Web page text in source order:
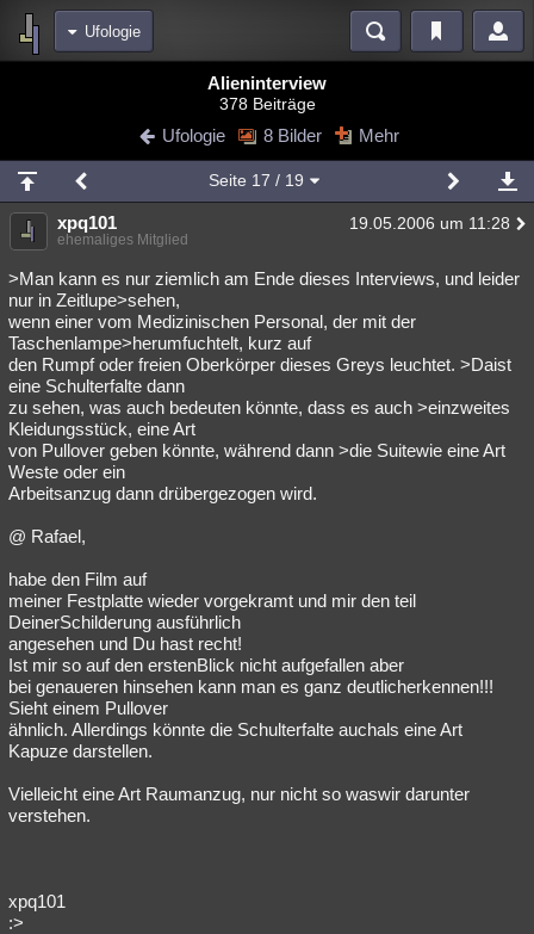
Ufologie
Blogs Videos
Chat Wiki Neuigkeiten
meine Rubriken
Menschen Mystery Kriminalfälle
Spiritualität Verschwörungen Technologie Ufologie
Natur Umfragen Unterhaltung
weitere Rubriken
Philosophie Träume
Astronomie Helpdesk Gruppen Gaming Filme
Musik Clash Verbesserungen
Lesenswert Schlüsselwörter
Alieninterview
378 Beiträge
Ufologie 8 Bilder Mehr
Seite 17 / 19
xpq101 19.05.2006 um 11:28
ehemaliges Mitglied
>Man kann es nur ziemlich am Ende dieses Interviews, und leider
nur in Zeitlupe>sehen,
wenn einer vom Medizinischen Personal, der mit der
Taschenlampe>herumfuchtelt, kurz auf
den Rumpf oder freien Oberkörper dieses Greys leuchtet. >Daist
eine Schulterfalte dann
zu sehen, was auch bedeuten könnte, dass es auch >einzweites
Kleidungsstück, eine Art
von Pullover geben könnte, während dann >die Suitewie eine Art
Weste oder ein
Arbeitsanzug dann drübergezogen wird.
@ Rafael,
habe den Film auf
meiner Festplatte wieder vorgekramt und mir den teil
DeinerSchilderung ausführlich
angesehen und Du hast recht!
Ist mir so auf den erstenBlick nicht aufgefallen aber
bei genaueren hinsehen kann man es ganz deutlicherkennen!!!
Sieht einem Pullover
ähnlich. Allerdings könnte die Schulterfalte auchals eine Art
Kapuze darstellen.
Vielleicht eine Art Raumanzug, nur nicht so waswir darunter
verstehen.
xpq101
:>